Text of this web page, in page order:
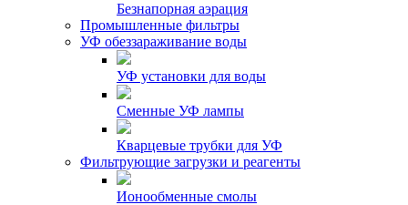
Безнапорная аэрация
Промышленные фильтры
УФ обеззараживание воды
УФ установки для воды
Сменные УФ лампы
Кварцевые трубки для УФ
Фильтрующие загрузки и реагенты
Ионообменные смолы